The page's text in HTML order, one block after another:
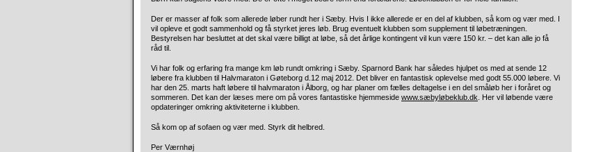
Der er masser af folk som allerede løber rundt her i Sæby. Hvis I ikke allerede er en del af klubben, så kom og vær med. I
vil opleve et godt sammenhold og få styrket jeres løb. Brug eventuelt klubben som supplement til løbetræningen.
Bestyrelsen har besluttet at det skal være billigt at løbe, så det årlige kontingent vil kun være 150 kr. – det kan alle jo få
råd til.
Vi har folk og erfaring fra mange km løb rundt omkring i Sæby. Sparnord Bank har således hjulpet os med at sende 12
løbere fra klubben til Halvmaraton i Gøteborg d.12 maj 2012. Det bliver en fantastisk oplevelse med godt 55.000 løbere. Vi
har den 25. marts haft løbere til halvmaraton i Ålborg, og har planer om fælles deltagelse i en del småløb her i foråret og
sommeren. Det kan der læses mere om på vores fantastiske hjemmeside www.sæbyløbeklub.dk . Her vil løbende være
opdateringer omkring aktiviteterne i klubben.
Så kom op af sofaen og vær med. Styrk dit helbred.
Per Værnhøj